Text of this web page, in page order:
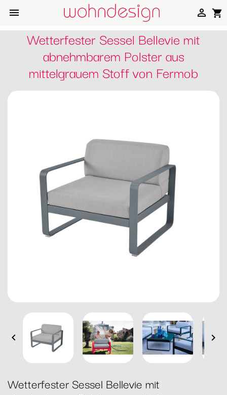
 shopping_cart

Wetterfester Sessel Bellevie mit
abnehmbarem Polster aus
mittelgrauem Stoff von Fermob
 
Wetterfester Sessel Bellevie mit